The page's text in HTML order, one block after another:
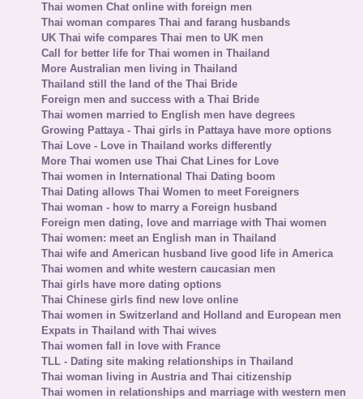
Thai women Chat online with foreign men
Thai woman compares Thai and farang husbands
UK Thai wife compares Thai men to UK men
Call for better life for Thai women in Thailand
More Australian men living in Thailand
Thailand still the land of the Thai Bride
Foreign men and success with a Thai Bride
Thai women married to English men have degrees
Growing Pattaya - Thai girls in Pattaya have more options
Thai Love - Love in Thailand works differently
More Thai women use Thai Chat Lines for Love
Thai women in International Thai Dating boom
Thai Dating allows Thai Women to meet Foreigners
Thai woman - how to marry a Foreign husband
Foreign men dating, love and marriage with Thai women
Thai women: meet an English man in Thailand
Thai wife and American husband live good life in America
Thai women and white western caucasian men
Thai girls have more dating options
Thai Chinese girls find new love online
Thai women in Switzerland and Holland and European men
Expats in Thailand with Thai wives
Thai women fall in love with France
TLL - Dating site making relationships in Thailand
Thai woman living in Austria and Thai citizenship
Thai women in relationships and marriage with western men